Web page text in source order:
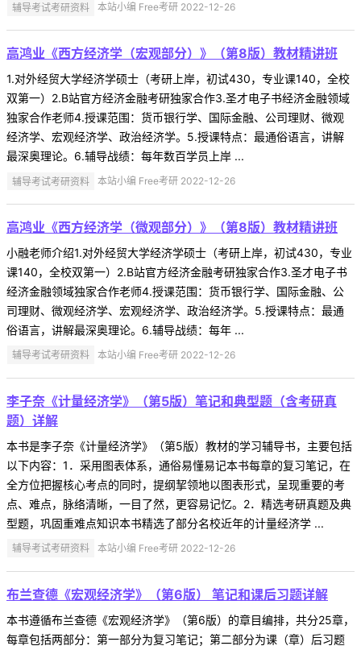
辅导考试考研资料 本站小编 Free考研 2022-12-26
高鸿业《西方经济学（宏观部分）》（第8版）教材精讲班
1.对外经贸大学经济学硕士（考研上岸，初试430，专业课140，全校
双第一）2.B站官方经济金融考研独家合作3.圣才电子书经济金融领域
独家合作老师4.授课范围：货币银行学、国际金融、公司理财、微观
经济学、宏观经济学、政治经济学。5.授课特点：最通俗语言，讲解
最深奥理论。6.辅导战绩：每年数百学员上岸 ...
辅导考试考研资料 本站小编 Free考研 2022-12-26
高鸿业《西方经济学（微观部分）》（第8版）教材精讲班
小融老师介绍1.对外经贸大学经济学硕士（考研上岸，初试430，专业
课140，全校双第一）2.B站官方经济金融考研独家合作3.圣才电子书
经济金融领域独家合作老师4.授课范围：货币银行学、国际金融、公
司理财、微观经济学、宏观经济学、政治经济学。5.授课特点：最通
俗语言，讲解最深奥理论。6.辅导战绩：每年 ...
辅导考试考研资料 本站小编 Free考研 2022-12-26
李子奈《计量经济学》（第5版）笔记和典型题（含考研真
题）详解
本书是李子奈《计量经济学》（第5版）教材的学习辅导书，主要包括
以下内容：1．采用图表体系，通俗易懂易记本书每章的复习笔记，在
全方位把握核心考点的同时，提纲挈领地以图表形式，呈现重要的考
点、难点，脉络清晰，一目了然，更容易记忆。2．精选考研真题及典
型题，巩固重难点知识本书精选了部分名校近年的计量经济学 ...
辅导考试考研资料 本站小编 Free考研 2022-12-26
布兰查德《宏观经济学》（第6版） 笔记和课后习题详解
本书遵循布兰查德《宏观经济学》（第6版）的章目编排，共分25章，
每章包括两部分：第一部分为复习笔记；第二部分为课（章）后习题